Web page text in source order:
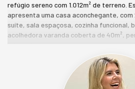
refúgio sereno com 1.012m² de terreno.
apresenta uma casa aconchegante, com
suíte, sala espaçosa, cozinha funcional,
acolhedora varanda coberta de 40m²,
Além disso, desfrute de uma
memoráveis, um mini campo para
frutíferas que complementam a